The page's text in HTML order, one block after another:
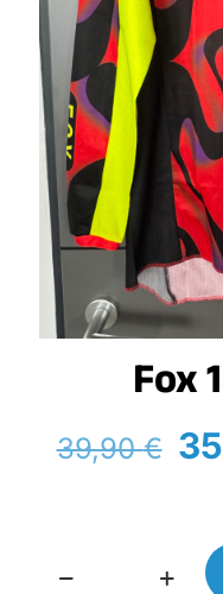
Fox
39,90€
Fox